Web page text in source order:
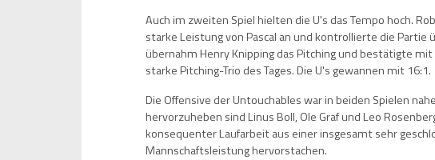
Auch im zweiten Spiel hielten die U's das Tempo hoch.
starke Leistung von Pascal an und kontrollierte die Partie
übernahm Henry Knipping das Pitching und bestätigte
starke Pitching-Trio des Tages. Die U's gewannen mit 16:1.
Die Offensive der Untouchables war in beiden Spielen
hervorzuheben sind Linus Boll, Ole Graf und Leo
konsequenter Laufarbeit aus einer insgesamt sehr
Mannschaftsleistung hervorstachen.